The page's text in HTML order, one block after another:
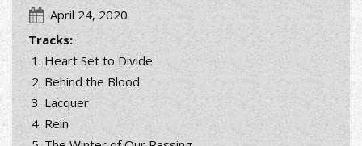
April 24, 2020
Tracks:
Heart Set to Divide
Behind the Blood
Lacquer
Rein